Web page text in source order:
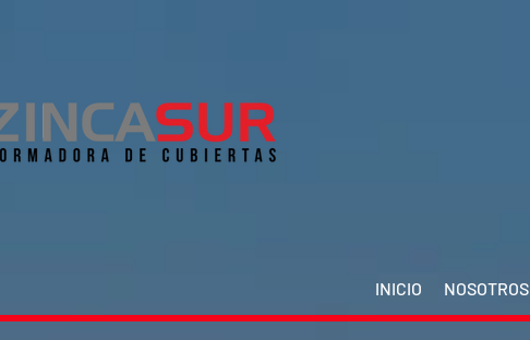
INICIO NOSOTROS